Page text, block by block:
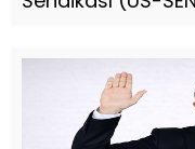
Koçero Saluci’yi
Samimi bir